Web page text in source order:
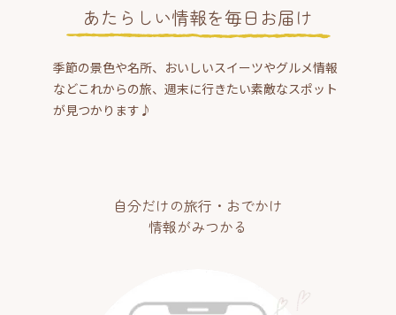
あたらしい情報を毎日お届け
季節の景色や名所、おいしいスイーツやグルメ情報
などこれからの旅、週末に行きたい素敵なスポット
が見つかります♪
自分だけの旅行・おでかけ
情報がみつかる